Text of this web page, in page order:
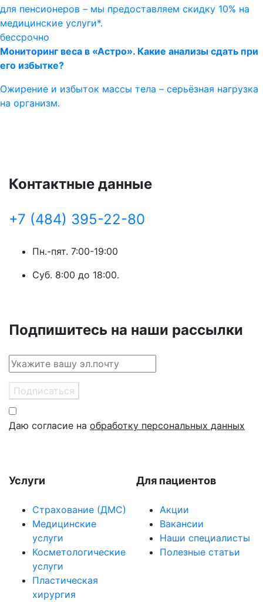
для пенсионеров – мы предоставляем скидку 10% на
медицинские услуги*.
бессрочно
Мониторинг веса в «Астро». Какие анализы сдать при
его избытке?
Ожирение и избыток массы тела – серьёзная нагрузка
на организм.
Контактные данные
+7 (484) 395-22-80
Пн.-пят. 7:00-19:00
Суб. 8:00 до 18:00.
Подпишитесь на наши рассылки
Подписаться
Даю согласие на обработку персональных данных
Услуги
Страхование (ДМС)
Медицинские
услуги
Косметологические
услуги
Пластическая
хирургия
Для пациентов
Акции
Вакансии
Наши специалисты
Полезные статьи